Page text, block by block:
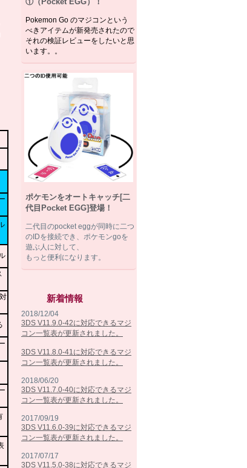
Pokemon Go のマジコンという
べきアイテムが新発売されたので
それの検証レビューをしたいと思
います。。
ポケモンをオートキャッチ[二
代目Pocket EGG]登場！
二代目のpocket eggが同時に二つ
のIDを接続でき、ポケモンgoを
遊ぶ人に対して、
もっと便利になります。
新着情報
2018/12/04
3DS V11.9.0-42に対応できるマジ
コン一覧表が更新されました。
3DS V11.8.0-41に対応できるマジ
コン一覧表が更新されました。
2018/06/20
3DS V11.7.0-40に対応できるマジ
コン一覧表が更新されました。
2017/09/19
3DS V11.6.0-39に対応できるマジ
コン一覧表が更新されました。
2017/07/17
3DS V11.5.0-38に対応できるマジ